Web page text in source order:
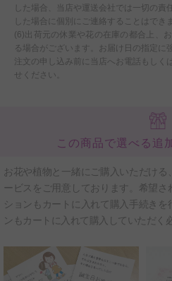
した場合、当店や運送会社では一切の責
した場合に個別にご連絡することはでき
(6)出荷元の休業や花の在庫の都合上、
る場合がございます。お届け日の指定に
注文の申し込み前に当店へお電話もしく
せください。
この商品で選べる追
お花や植物と一緒にご購入いただけ
ービスをご用意しております。希望
ションもカートに入れて購入手続きを
ンもカートに入れて購入していただく